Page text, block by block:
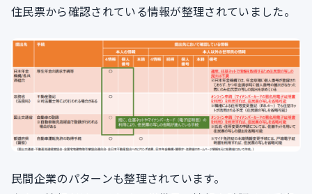
住民票から確認されている情報が整理されていました。
民間企業のパターンも整理されています。